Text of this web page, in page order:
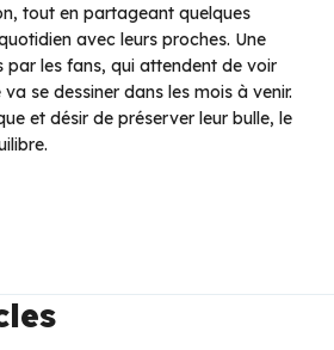
tout en partageant quelques
avec leurs proches. Une
par les fans, qui attendent de voir
se dessiner dans les mois à venir.
et désir de préserver leur bulle, le